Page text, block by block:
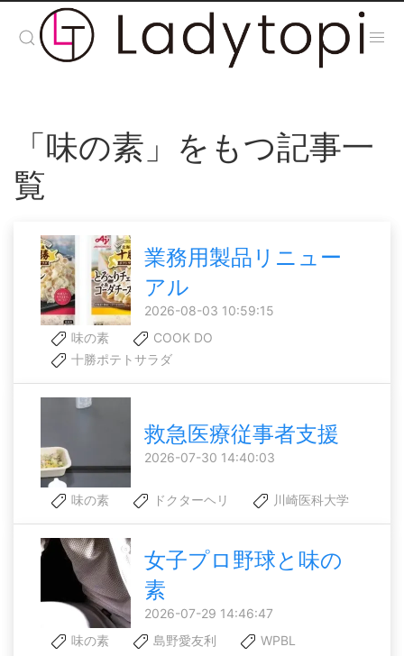
「味の素」をもつ記事一
覧
業務用製品リニュー
アル
2026-08-03 10:59:15
味の素
COOK DO
十勝ポテトサラダ
救急医療従事者支援
2026-07-30 14:40:03
味の素 ドクターヘリ 川崎医科大学
女子プロ野球と味の
素
2026-07-29 14:46:47
味の素
島野愛友利 WPBL